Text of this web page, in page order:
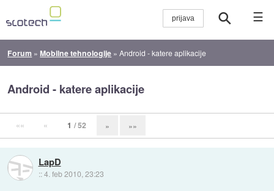
☰
Forum »Mobilne tehnologije »Android - katere aplikacije
Android - katere aplikacije
«« « 1 / 52 » »»
LapD
::4. feb 2010, 23:23